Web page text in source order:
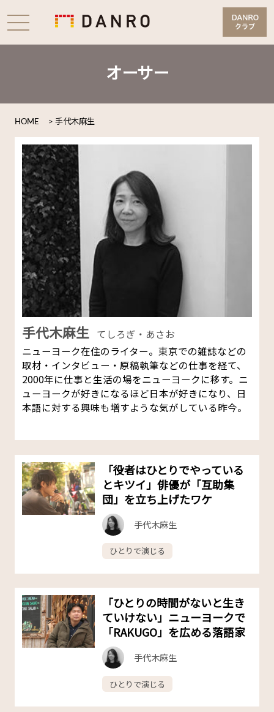
オーサー
HOME > 手代木麻生
手代木麻生 てしろぎ・あさお
ニューヨーク在住のライター。東京での雑誌などの
取材・インタビュー・原稿執筆などの仕事を経て、
2000年に仕事と生活の場をニューヨークに移す。ニ
ューヨークが好きになるほど日本が好きになり、日
本語に対する興味も増すような気がしている昨今。
「役者はひとりでやっている
とキツイ」俳優が「互助集
団」を立ち上げたワケ
手代木麻生
ひとりで演じる
「ひとりの時間がないと生き
ていけない」ニューヨークで
「RAKUGO」を広める落語家
手代木麻生
ひとりで演じる